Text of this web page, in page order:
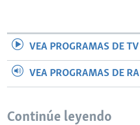
VEA PROGRAMAS DE TV
VEA PROGRAMAS DE
Continúe leyendo